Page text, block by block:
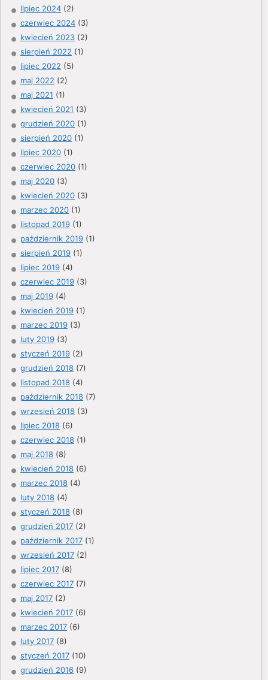
lipiec 2024 (2)
czerwiec 2024 (3)
kwiecień 2023 (2)
sierpień 2022 (1)
lipiec 2022 (5)
maj 2022 (2)
maj 2021 (1)
kwiecień 2021 (3)
grudzień 2020 (1)
sierpień 2020 (1)
lipiec 2020 (1)
czerwiec 2020 (1)
maj 2020 (3)
kwiecień 2020 (3)
marzec 2020 (1)
listopad 2019 (1)
październik 2019 (1)
sierpień 2019 (1)
lipiec 2019 (4)
czerwiec 2019 (3)
maj 2019 (4)
kwiecień 2019 (1)
marzec 2019 (3)
luty 2019 (3)
styczeń 2019 (2)
grudzień 2018 (7)
listopad 2018 (4)
październik 2018 (7)
wrzesień 2018 (3)
lipiec 2018 (6)
czerwiec 2018 (1)
maj 2018 (8)
kwiecień 2018 (6)
marzec 2018 (4)
luty 2018 (4)
styczeń 2018 (8)
grudzień 2017 (2)
październik 2017 (1)
wrzesień 2017 (2)
lipiec 2017 (8)
czerwiec 2017 (7)
maj 2017 (2)
kwiecień 2017 (6)
marzec 2017 (6)
luty 2017 (8)
styczeń 2017 (10)
grudzień 2016 (9)